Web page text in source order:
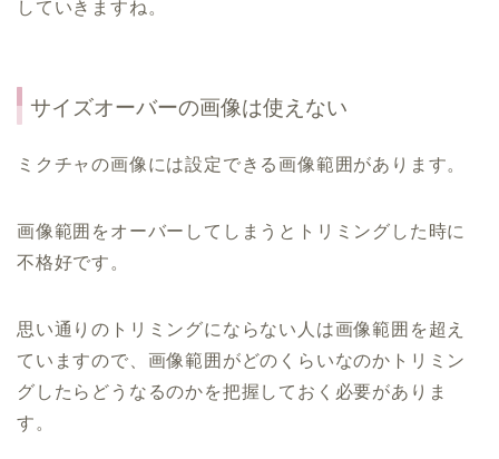
していきますね。
サイズオーバーの画像は使えない
ミクチャの画像には設定できる画像範囲があります。
画像範囲をオーバーしてしまうとトリミングした時に
不格好です。
思い通りのトリミングにならない人は画像範囲を超え
ていますので、画像範囲がどのくらいなのかトリミン
グしたらどうなるのかを把握しておく必要がありま
す。